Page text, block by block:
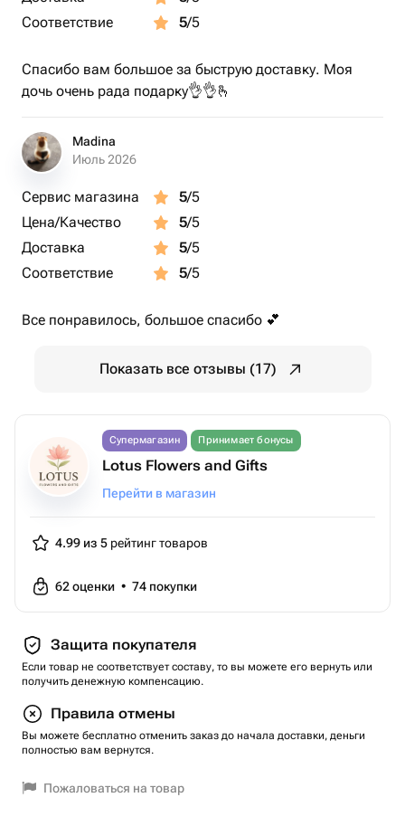
Соответствие
5/5
Спасибо вам большое за быструю доставку. Моя
дочь очень рада подарку👌👌🫰
Madina
Июль 2026
Сервис магазина 5/5
Цена/Качество
5/5
Доставка
5/5
Соответствие
5/5
Все понравилось, большое спасибо 💕
Показать все отзывы (17)
Супермагазин Принимает бонусы
Lotus Flowers and Gifts
Перейти в магазин
4.99 из 5 рейтинг товаров
62оценки • 74 покупки
Защита покупателя
Если товар не соответствует составу, то вы можете его вернуть или
получить денежную компенсацию.
Правила отмены
Вы можете бесплатно отменить заказ до начала доставки, деньги
полностью вам вернутся.
Пожаловаться на товар